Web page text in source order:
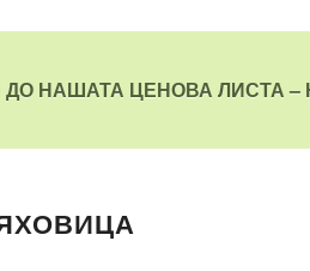
НАШАТА ЦЕНОВА ЛИСТА –